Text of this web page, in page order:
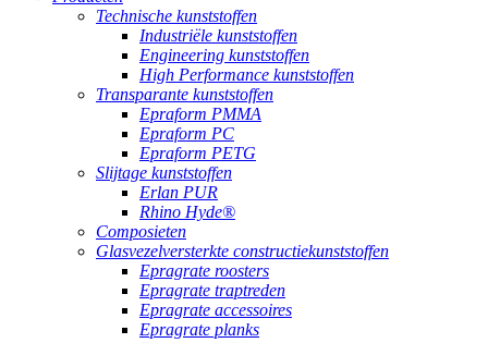
Technische kunststoffen
Industriële kunststoffen
Engineering kunststoffen
High Performance kunststoffen
Transparante kunststoffen
Epraform PMMA
Epraform PC
Epraform PETG
Slijtage kunststoffen
Erlan PUR
Rhino Hyde®
Composieten
Glasvezelversterkte constructiekunststoffen
Epragrate roosters
Epragrate traptreden
Epragrate accessoires
Epragrate planks